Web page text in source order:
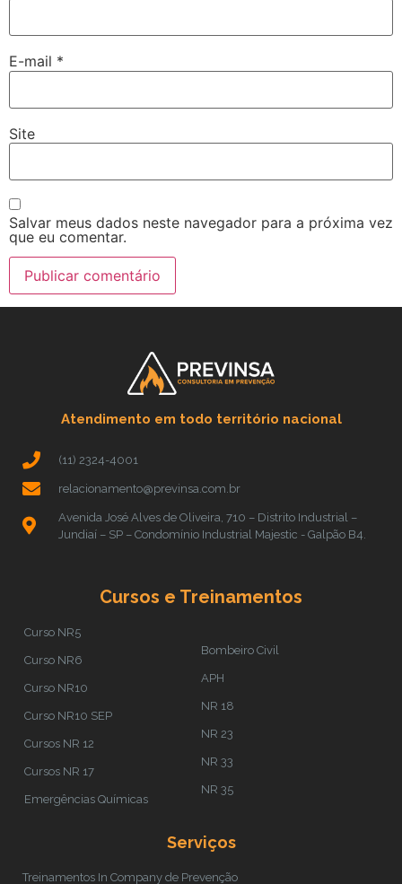
E-mail *
Site
Salvar meus dados neste navegador para a próxima vez
que eu comentar.
Atendimento em todo território nacional
(11) 2324-4001
relacionamento@previnsa.com.br
Avenida José Alves de Oliveira, 710 – Distrito Industrial –
Jundiaí – SP – Condomínio Industrial Majestic - Galpão B4.
Cursos e Treinamentos
Curso NR5
Curso NR6
Curso NR10
Curso NR10 SEP
Cursos NR 12
Cursos NR 17
Emergências Químicas
Bombeiro Civil
APH
NR 18
NR 23
NR 33
NR 35
Serviços
Treinamentos In Company de Prevenção